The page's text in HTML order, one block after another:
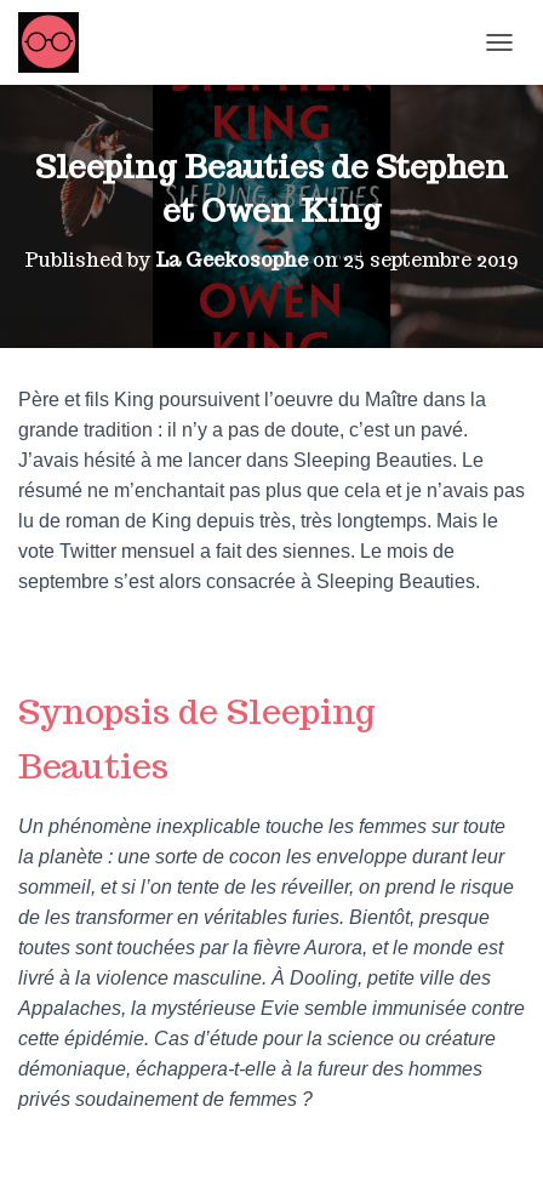
Sleeping Beauties de Stephen
et Owen King
Published byLa Geekosopheon25 septembre 2019
Père et fils King poursuivent l’oeuvre du Maître dans la
grande tradition : il n’y a pas de doute, c’est un pavé.
J’avais hésité à me lancer dans Sleeping Beauties. Le
résumé ne m’enchantait pas plus que cela et je n’avais pas
lu de roman de King depuis très, très longtemps. Mais le
vote Twitter mensuel a fait des siennes. Le mois de
septembre s’est alors consacrée à Sleeping Beauties.
Synopsis de Sleeping
Beauties
Un phénomène inexplicable touche les femmes sur toute
la planète : une sorte de cocon les enveloppe durant leur
sommeil, et si l’on tente de les réveiller, on prend le risque
de les transformer en véritables furies. Bientôt, presque
toutes sont touchées par la fièvre Aurora, et le monde est
livré à la violence masculine. À Dooling, petite ville des
Appalaches, la mystérieuse Evie semble immunisée contre
cette épidémie. Cas d’étude pour la science ou créature
démoniaque, échappera-t-elle à la fureur des hommes
privés soudainement de femmes ?